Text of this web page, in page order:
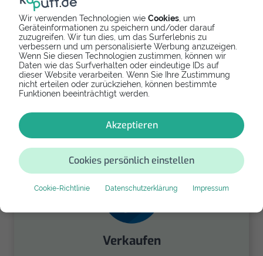
Wir verwenden Technologien wie Cookies , um
Geräteinformationen zu speichern und/oder darauf
zuzugreifen. Wir tun dies, um das Surferlebnis zu
verbessern und um personalisierte Werbung anzuzeigen.
Wenn Sie diesen Technologien zustimmen, können wir
Daten wie das Surfverhalten oder eindeutige IDs auf
dieser Website verarbeiten. Wenn Sie Ihre Zustimmung
nicht erteilen oder zurückziehen, können bestimmte
Funktionen beeinträchtigt werden.
Akzeptieren
Cookies persönlich einstellen
Cookie-Richtlinie Datenschutzerklärung Impressum
Spenden
Spende Dein Gerät über
handysfuerdieumwelt.de
für einen guten Zweck.
Verkaufen